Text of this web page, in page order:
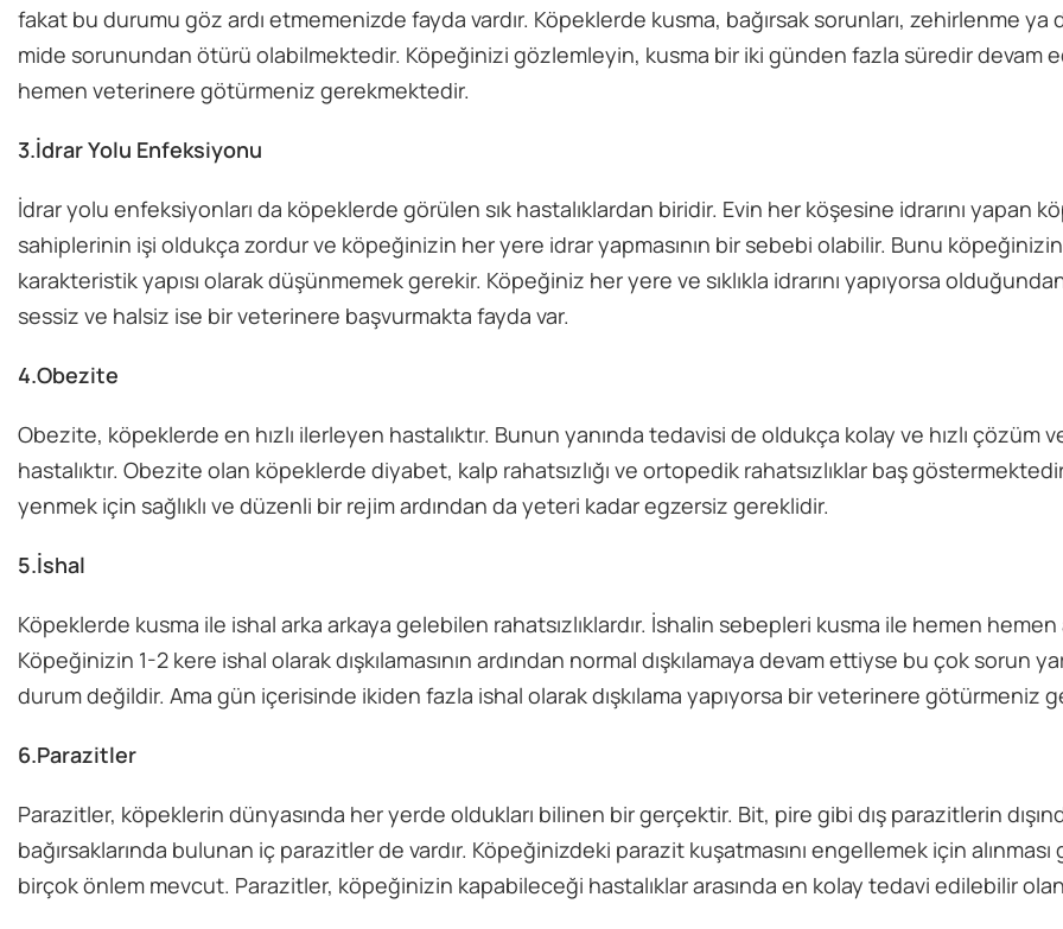
fakat bu durumu göz ardı etmemenizde fayda vardır. Köpeklerde kusma, bağırsak sorunları, zehirlenme ya
mide sorunundan ötürü olabilmektedir. Köpeğinizi gözlemleyin, kusma bir iki günden fazla süredir devam
hemen veterinere götürmeniz gerekmektedir.
3.İdrar Yolu Enfeksiyonu
İdrar yolu enfeksiyonları da köpeklerde görülen sık hastalıklardan biridir. Evin her köşesine idrarını yapan
sahiplerinin işi oldukça zordur ve köpeğinizin her yere idrar yapmasının bir sebebi olabilir. Bunu
karakteristik yapısı olarak düşünmemek gerekir. Köpeğiniz her yere ve sıklıkla idrarını yapıyorsa
sessiz ve halsiz ise bir veterinere başvurmakta fayda var.
4.Obezite
Obezite, köpeklerde en hızlı ilerleyen hastalıktır. Bunun yanında tedavisi de oldukça kolay ve hızlı çözüm
hastalıktır. Obezite olan köpeklerde diyabet, kalp rahatsızlığı ve ortopedik rahatsızlıklar baş
yenmek için sağlıklı ve düzenli bir rejim ardından da yeteri kadar egzersiz gereklidir.
5.İshal
Köpeklerde kusma ile ishal arka arkaya gelebilen rahatsızlıklardır. İshalin sebepleri kusma ile hemen hemen
Köpeğinizin 1-2 kere ishal olarak dışkılamasının ardından normal dışkılamaya devam ettiyse bu çok sorun
durum değildir. Ama gün içerisinde ikiden fazla ishal olarak dışkılama yapıyorsa bir veterinere götürmeniz
6.Parazitler
Parazitler, köpeklerin dünyasında her yerde oldukları bilinen bir gerçektir. Bit, pire gibi dış parazitlerin
bağırsaklarında bulunan iç parazitler de vardır. Köpeğinizdeki parazit kuşatmasını engellemek için alınması
birçok önlem mevcut. Parazitler, köpeğinizin kapabileceği hastalıklar arasında en kolay tedavi edilebilir olan